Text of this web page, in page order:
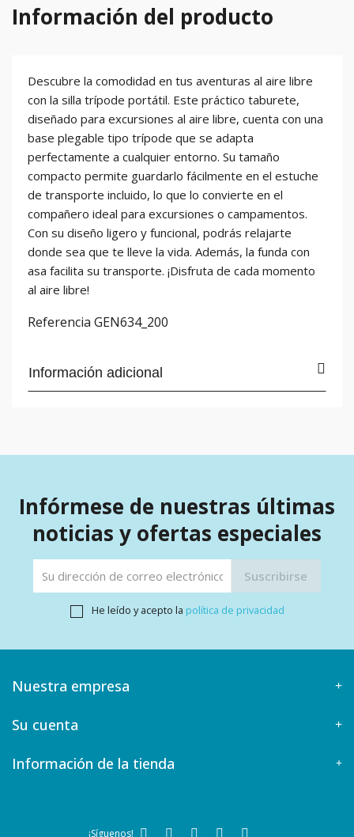
Información del producto
Descubre la comodidad en tus aventuras al aire libre
con la silla trípode portátil. Este práctico taburete,
diseñado para excursiones al aire libre, cuenta con una
base plegable tipo trípode que se adapta
perfectamente a cualquier entorno. Su tamaño
compacto permite guardarlo fácilmente en el estuche
de transporte incluido, lo que lo convierte en el
compañero ideal para excursiones o campamentos.
Con su diseño ligero y funcional, podrás relajarte
donde sea que te lleve la vida. Además, la funda con
asa facilita su transporte. ¡Disfruta de cada momento
al aire libre!
Referencia GEN634_200
Información adicional
Infórmese de nuestras últimas
noticias y ofertas especiales
He leído y acepto la política de privacidad
Nuestra empresa
Su cuenta
Información de la tienda
¡Síguenos!